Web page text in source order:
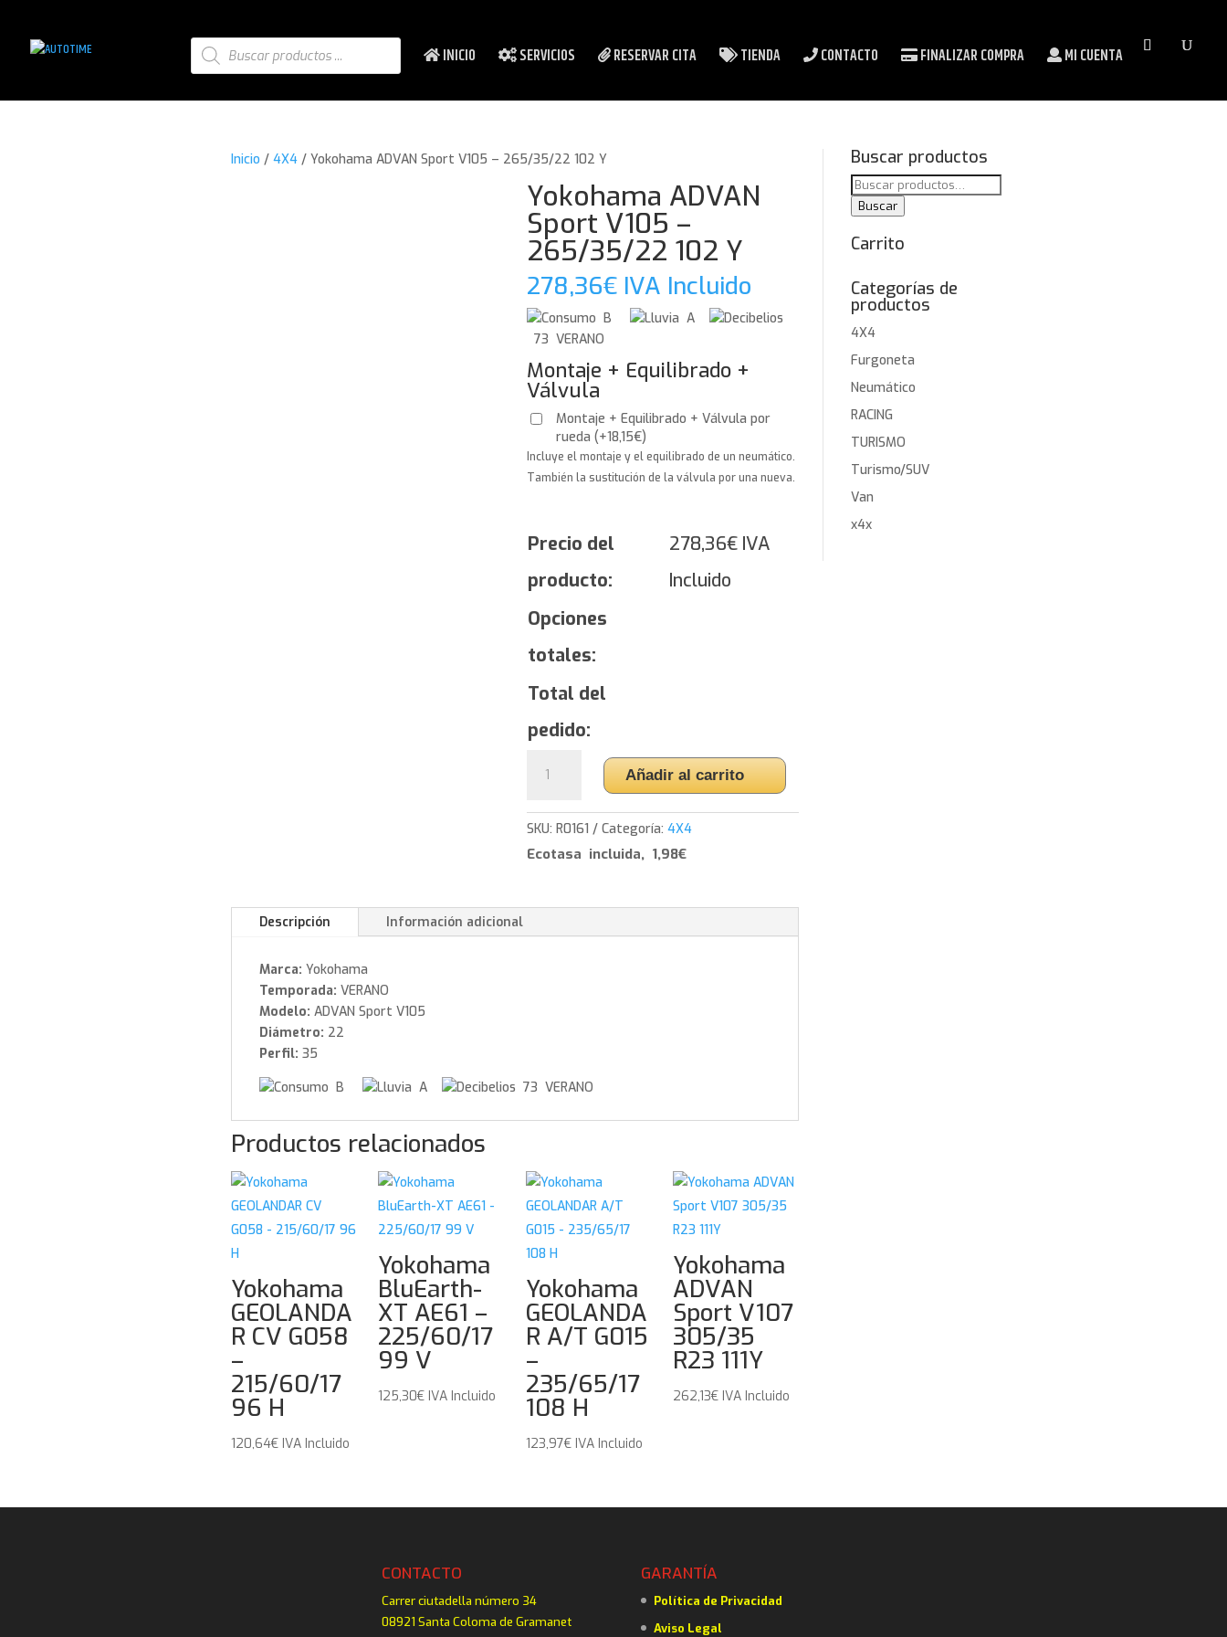
Búsqueda
de
productos
INICIO SERVICIOS RESERVAR CITA TIENDA CONTACTO FINALIZAR COMPRA MI CUENTA
Inicio / 4X4/ Yokohama ADVAN Sport V105 – 265/35/22 102 Y
Yokohama ADVAN
Sport V105 –
265/35/22 102 Y
278,36€ IVA Incluido
B
A
73 VERANO
Montaje + Equilibrado +
Válvula
Montaje + Equilibrado + Válvula por
rueda (+18,15€)
Incluye el montaje y el equilibrado de un neumático.
También la sustitución de la válvula por una nueva.
Precio del
producto:
278,36€ IVA
Incluido
Opciones
totales:
Total del
pedido:
ADVAN
V105
Y
Añadir al carrito
SKU: R0161 Categoría: 4X4
Ecotasa incluida, 1,98€
Descripción Información adicional
Marca: Yokohama
Temporada: VERANO
Modelo: ADVAN Sport V105
Diámetro: 22
Perfil: 35
B
A 73 VERANO
Productos relacionados
Yokohama
GEOLANDA
R CV G058
–
215/60/17
96 H
120,64€ IVA Incluido
Yokohama
BluEarth-
XT AE61 –
225/60/17
99 V
125,30€ IVA Incluido
Yokohama
GEOLANDA
R A/T G015
–
235/65/17
108 H
123,97€ IVA Incluido
Yokohama
ADVAN
Sport V107
305/35
R23 111Y
262,13€ IVA Incluido
Buscar productos
Buscar
por:
Buscar
Carrito
Categorías de
productos
4X4
Furgoneta
Neumático
RACING
TURISMO
Turismo/SUV
Van
x4x
CONTACTO
Carrer ciutadella número 34
08921 Santa Coloma de Gramanet
GARANTÍA
Política de Privacidad
Aviso Legal